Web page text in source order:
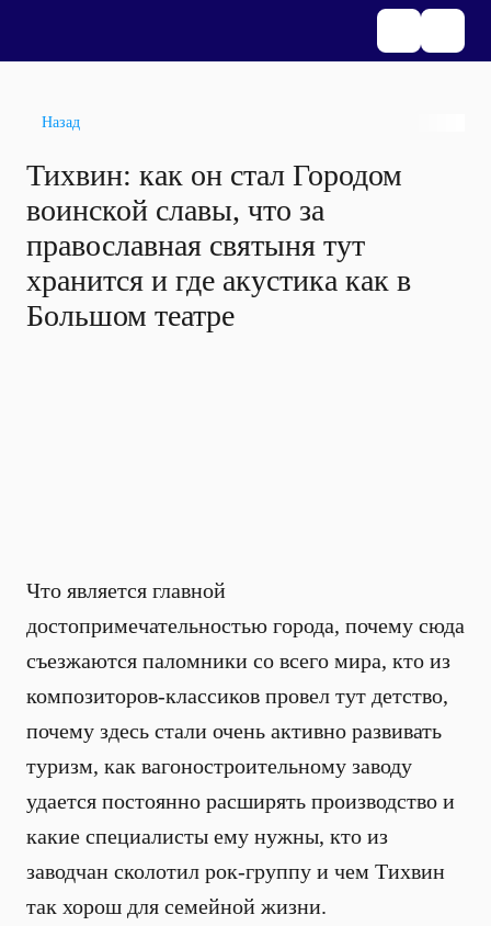
Назад
Тихвин: как он стал Городом
воинской славы, что за
православная святыня тут
хранится и где акустика как в
Большом театре
Что является главной
достопримечательностью города, почему сюда
съезжаются паломники со всего мира, кто из
композиторов-классиков провел тут детство,
почему здесь стали очень активно развивать
туризм, как вагоностроительному заводу
удается постоянно расширять производство и
какие специалисты ему нужны, кто из
заводчан сколотил рок-группу и чем Тихвин
так хорош для семейной жизни.